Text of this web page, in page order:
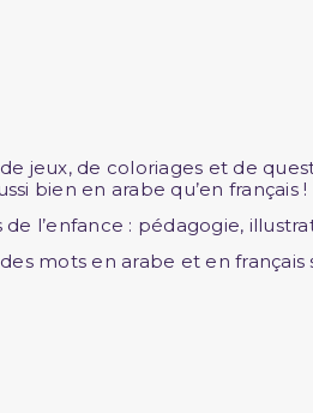
jeux, de coloriages et de
bien en arabe qu’en français !
l’enfance : pédagogie,
mots en arabe et en français